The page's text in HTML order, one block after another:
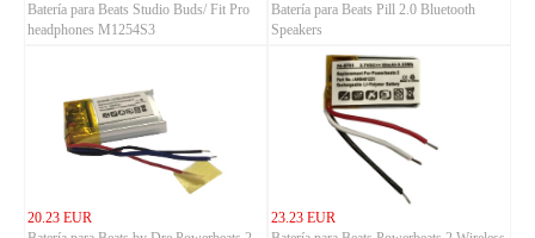
Batería para Beats Studio Buds/ Fit Pro
headphones M1254S3
Batería para Beats Pill 2.0 Bluetooth
Speakers
20.23 EUR
23.23 EUR